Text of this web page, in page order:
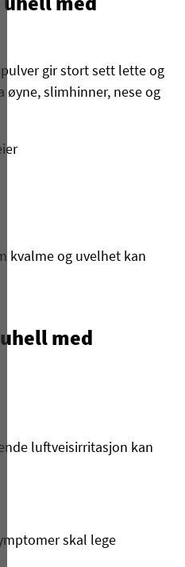
med
gir stort sett lette og
øyne, slimhinner, nese og
kvalme og uvelhet kan
med
luftveisirritasjon kan
skal lege